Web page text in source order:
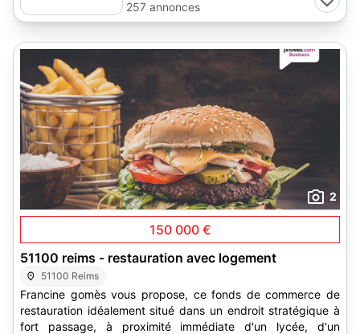
257 annonces
2
150 000 €
51100 reims - restauration avec logement
51100 Reims
Francine gomès vous propose, ce fonds de commerce de
restauration idéalement situé dans un endroit stratégique à
fort passage, à proximité immédiate d'un lycée, d'un